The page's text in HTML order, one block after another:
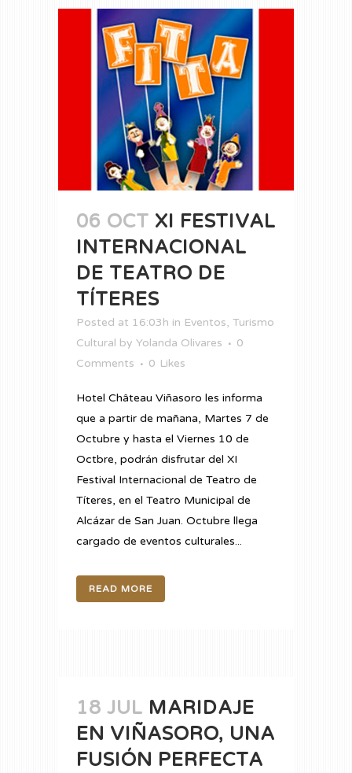
06 OCT XI FESTIVAL
INTERNACIONAL
DE TEATRO DE
TÍTERES
Posted at 16:03h in Eventos, Turismo
Cultural by Yolanda Olivares
0
Comments
0 Likes
Hotel Château Viñasoro les informa
que a partir de mañana, Martes 7 de
Octubre y hasta el Viernes 10 de
Octbre, podrán disfrutar del XI
Festival Internacional de Teatro de
Títeres, en el Teatro Municipal de
Alcázar de San Juan. Octubre llega
cargado de eventos culturales...
READ MORE
18 JUL MARIDAJE
EN VIÑASORO, UNA
FUSIÓN PERFECTA